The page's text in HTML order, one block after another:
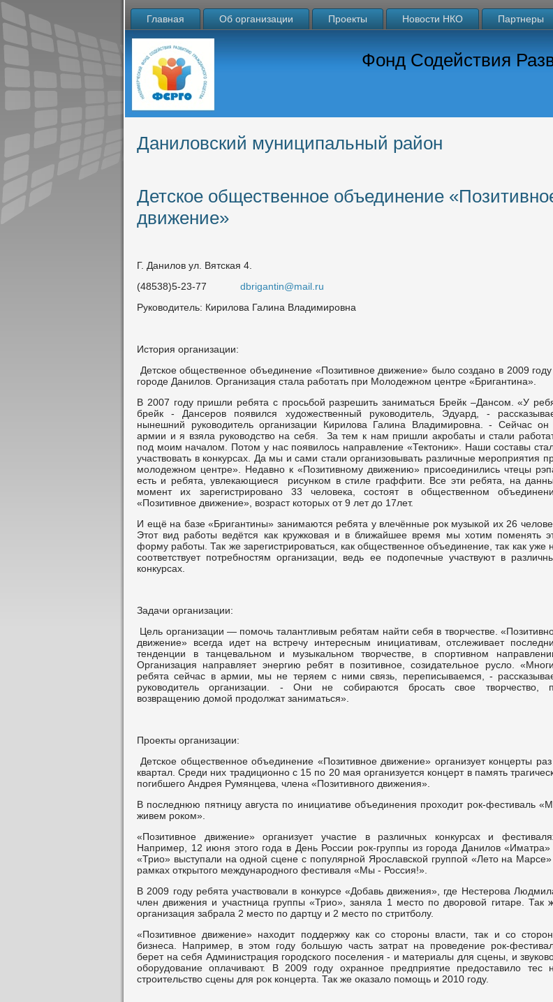
Главная Об организации Проекты Новости НКО Партнеры
Фонд Содействия
Даниловский муниципальный район
Детское общественное объединение
движение»
Г. Данилов ул. Вятская 4.
(48538)5-23-77 dbrigantin@mail.ru
Руководитель: Кирилова Галина Владимировна
История организации:
Детское общественное объединение «Позитивное движение» было создано в 2009
городе Данилов. Организация стала работать при Молодежном центре «Бригантина».
В 2007 году пришли ребята с просьбой разрешить заниматься Брейк –Дансом. «У
брейк - Дансеров появился художественный руководитель, Эдуард, -
нынешний руководитель организации Кирилова Галина Владимировна. - Сейчас он
армии и я взяла руководство на себя. За тем к нам пришли акробаты и стали
под моим началом. Потом у нас появилось направление «Тектоник». Наши составы
участвовать в конкурсах. Да мы и сами стали организовывать различные мероприятия
молодежном центре». Недавно к «Позитивному движению» присоединились чтецы
есть и ребята, увлекающиеся рисунком в стиле граффити. Все эти ребята, на
момент их зарегистрировано 33 человека, состоят в общественном
«Позитивное движение», возраст которых от 9 лет до 17лет.
И ещё на базе «Бригантины» занимаются ребята у влечённые рок музыкой их 26
Этот вид работы ведётся как кружковая и в ближайшее время мы хотим поменять
форму работы. Так же зарегистрироваться, как общественное объединение, так как уже
соответствует потребностям организации, ведь ее подопечные участвуют в
конкурсах.
Задачи организации:
Цель организации — помочь талантливым ребятам найти себя в творчестве.
движение» всегда идет на встречу интересным инициативам, отслеживает
тенденции в танцевальном и музыкальном творчестве, в спортивном
Организация направляет энергию ребят в позитивное, созидательное русло.
ребята сейчас в армии, мы не теряем с ними связь, переписываемся, -
руководитель организации. - Они не собираются бросать свое творчество,
возвращению домой продолжат заниматься».
Проекты организации:
Детское общественное объединение «Позитивное движение» организует концерты
квартал. Среди них традиционно с 15 по 20 мая организуется концерт в память
погибшего Андрея Румянцева, члена «Позитивного движения».
В последнюю пятницу августа по инициативе объединения проходит рок-фестиваль
живем роком».
«Позитивное движение» организует участие в различных конкурсах и
Например, 12 июня этого года в День России рок-группы из города Данилов «Иматра»
«Трио» выступали на одной сцене с популярной Ярославской группой «Лето на
рамках открытого международного фестиваля «Мы - Россия!».
В 2009 году ребята участвовали в конкурсе «Добавь движения», где Нестерова
член движения и участница группы «Трио», заняла 1 место по дворовой гитаре. Так
организация забрала 2 место по дартцу и 2 место по стритболу.
«Позитивное движение» находит поддержку как со стороны власти, так и со
бизнеса. Например, в этом году большую часть затрат на проведение рок-
берет на себя Администрация городского поселения - и материалы для сцены, и
оборудование оплачивают. В 2009 году охранное предприятие предоставило тес
строительство сцены для рок концерта. Так же оказало помощь и 2010 году.